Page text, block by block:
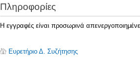
Πληροφορίες
Η εγγραφές είναι προσωρινά
Ευρετήριο Δ. Συζήτησης